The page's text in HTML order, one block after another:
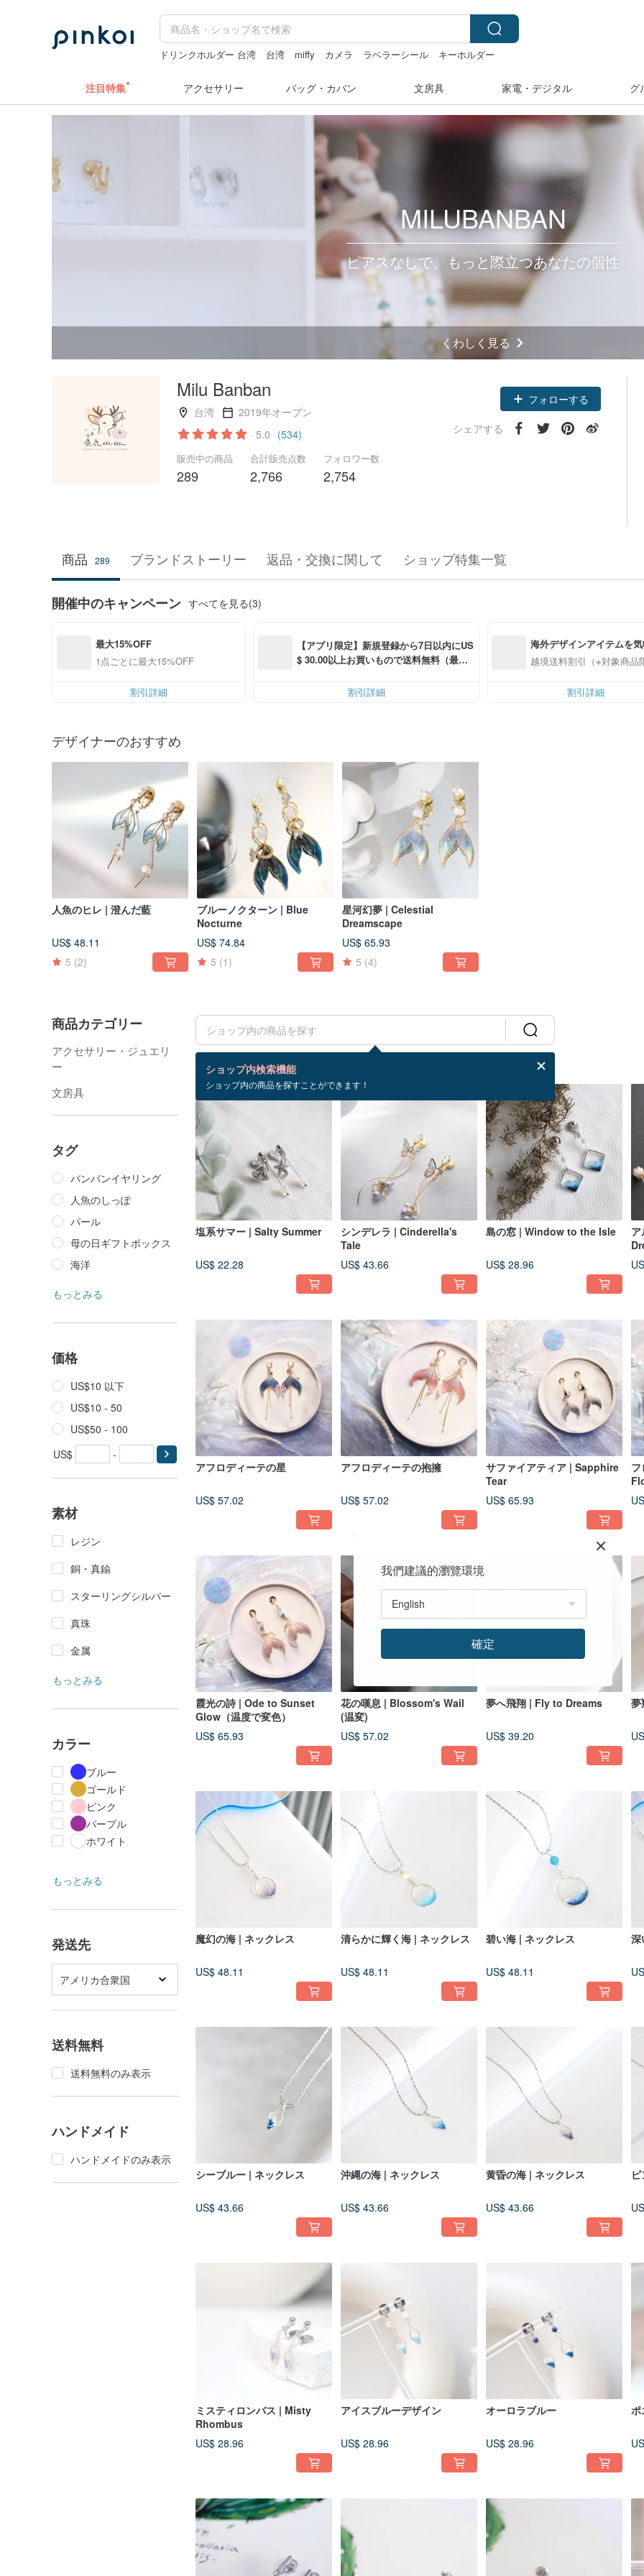
ドリンクホルダー 台湾 台湾 miffy カメラ ラベラーシール
キーホルダー
注目特集 アクセサリー バッグ・カバン 文房具 家電・デジタル グ
MILUBANBAN
ピアスなしで、もっと際立つあなたの個性
くわしく見る
Milu Banban
台湾
2019年オープン
5.0 (534)
販売中の商品
289
合計販売点数
2,766
フォロワー数
2,754
フォローする
シェアする
商品 289 ブランドストーリー 返品・交換に関して ショップ特集一覧
開催中のキャンペーン すべてを見る(3)
最大15%OFF
1点ごとに最大15%OFF
割引詳細
【アプリ限定】新規登録から7日以内にUS
$ 30.00以上お買いもので送料無料（最大U
割引詳細
海外デザインアイテムを
越境送料割引（※対象商品
割引詳細
デザイナーのおすすめ
人魚のヒレ | 澄んだ藍
US$ 48.11
5 (2)
ブルーノクターン | Blue
Nocturne
US$ 74.84
5 (1)
星河幻夢 | Celestial
Dreamscape
US$ 65.93
5 (4)
商品カテゴリー
アクセサリー・ジュエリ
ー
文房具
タグ
バンバンイヤリング
人魚のしっぽ
パール
母の日ギフトボックス
海洋
もっとみる
価格
US$10 以下
US$10 - 50
US$50 - 100
US$
-
素材
レジン
銅・真鍮
スターリングシルバー
真珠
金属
もっとみる
カラー
ブルー
ゴールド
ピンク
パープル
ホワイト
もっとみる
発送先
アメリカ合衆国
送料無料
送料無料のみ表示
ハンドメイド
ハンドメイドのみ表示
ショップ内検索機能
ショップ内の商品を探すことができます！
検索結果：289 件
塩系サマー | Salty Summer
US$ 22.28
シンデレラ | Cinderella's
Tale
US$ 43.66
島の窓 | Window to the Isle
US$ 28.96
アフロディーテの星
US$ 57.02
アフロディーテの抱擁
US$ 57.02
サファイアティア | Sapphire
Tear
US$ 65.93
霞光の詩 | Ode to Sunset
Glow（温度で変色）
US$ 65.93
花の嘆息 | Blossom's Wail
(温変)
US$ 57.02
夢へ飛翔 | Fly to Dreams
US$ 39.20
夢
魔幻の海 | ネックレス
US$ 48.11
清らかに輝く海 | ネックレス
US$ 48.11
碧い海 | ネックレス
US$ 48.11
深
シーブルー | ネックレス
US$ 43.66
沖縄の海 | ネックレス
US$ 43.66
黄昏の海 | ネックレス
US$ 43.66
ミスティロンバス | Misty
Rhombus
US$ 28.96
アイスブルーデザイン
US$ 28.96
オーロラブルー
US$ 28.96
ポ
我們建議的瀏覽環境
確定